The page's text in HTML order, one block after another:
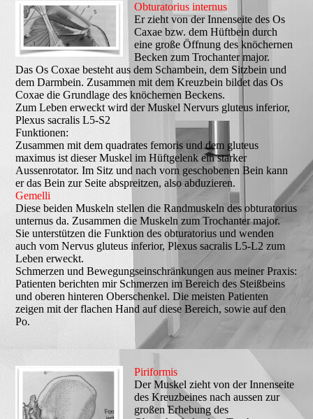
Obturatorius internus
Er zieht von der Innenseite des Os
Caxae bzw. dem Hüftbein durch
eine große Öffnung des knöchernen
Becken zum Trochanter major.
Das Os Coxae besteht aus dem Schambein, dem Sitzbein und
dem Darmbein. Zusammen mit dem Kreuzbein bildet das Os
Coxae die Grundlage des knöchernen Beckens.
Zum Leben erweckt wird der Muskel Nervurs gluteus inferior,
Plexus sacralis L5-S2
Funktionen:
Zusammen mit dem quadrates femoris und dem gluteus
maximus ist dieser Muskel im Hüftgelenk ein starker
Aussenrotator. Im Sitz und nach vorn geschobenen Bein kann
er das Bein zur Seite abspreitzen, also abduzieren.
Gemelli
Diese beiden Muskeln stellen die Randmuskeln des obturatorius
unternus da. Zusammen die Muskeln zum Trochanter major.
Sie unterstützen die Funktion des obturatorius und wenden
auch vom Nervus gluteus inferior, Plexus sacralis L5-L2 zum
Leben erweckt.
Schmerzen und Bewegungseinschränkungen aus meiner Praxis:
Patienten berichten mir Schmerzen im Bereich des Steißbeins
und oberen hinteren Oberschenkel. Die meisten Patienten
zeigen mit der flachen Hand auf diese Bereich, sowie auf den
Po.
Piriformis
Der Muskel zieht von der Innenseite
des Kreuzbeines nach aussen zur
großen Erhebung des